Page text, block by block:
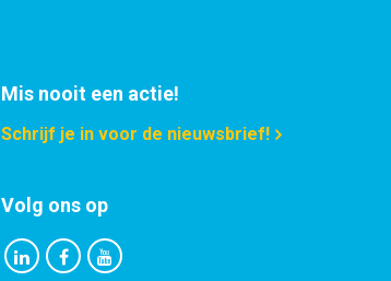
Mis nooit een actie!
Schrijf je in voor de nieuwsbrief!
Volg ons op